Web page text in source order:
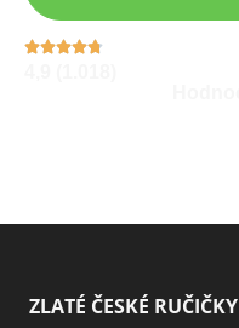
ZLATÉ ČESKÉ RUČIČKY